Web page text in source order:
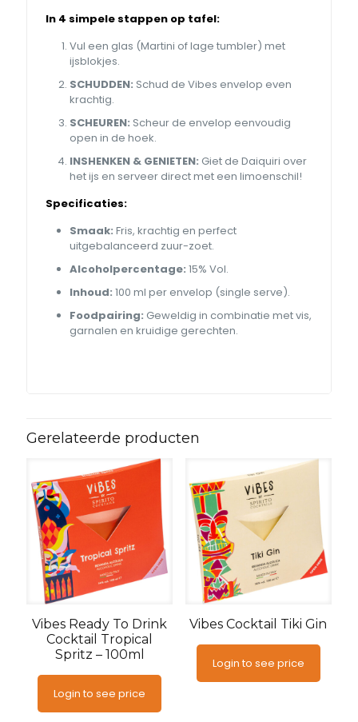
In 4 simpele stappen op tafel:
Vul een glas (Martini of lage tumbler) met
ijsblokjes.
SCHUDDEN: Schud de Vibes envelop even
krachtig.
SCHEUREN: Scheur de envelop eenvoudig
open in de hoek.
INSHENKEN & GENIETEN: Giet de Daiquiri over
het ijs en serveer direct met een limoenschil!
Specificaties:
Smaak: Fris, krachtig en perfect
uitgebalanceerd zuur-zoet.
Alcoholpercentage: 15% Vol.
Inhoud: 100 ml per envelop (single serve).
Foodpairing: Geweldig in combinatie met vis,
garnalen en kruidige gerechten.
Gerelateerde producten
Vibes Ready To Drink
Cocktail Tropical
Spritz – 100ml
Login to see price
Vibes Cocktail Tiki Gin
Login to see price